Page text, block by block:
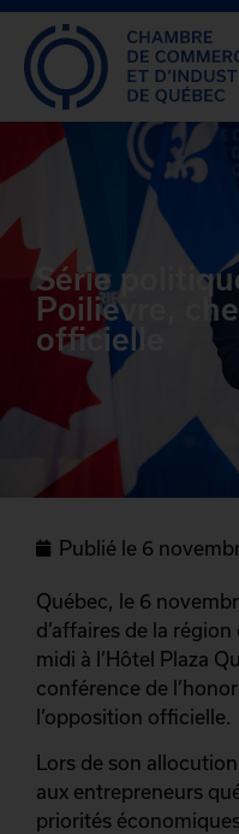
Série
Poilievre,
officielle
Publié le 6
Québec, le 6
d’affaires de la
midi à l’Hôtel Plaza
conférence de
l’opposition officielle.
Lors de son
aux entrepreneurs
priorités